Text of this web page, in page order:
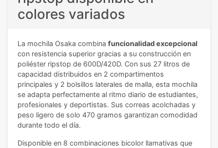
colores variados
La mochila Osaka combina funcionalidad excepcional
con resistencia superior gracias a su construcción en
poliéster ripstop de 600D/420D. Con sus 27 litros de
capacidad distribuidos en 2 compartimentos
principales y 2 bolsillos laterales de malla, esta mochila
se adapta perfectamente al ritmo diario de estudiantes,
profesionales y deportistas. Sus correas acolchadas y
peso ligero de solo 470 gramos garantizan comodidad
durante todo el día.
Disponible en 8 combinaciones bicolor llamativas que